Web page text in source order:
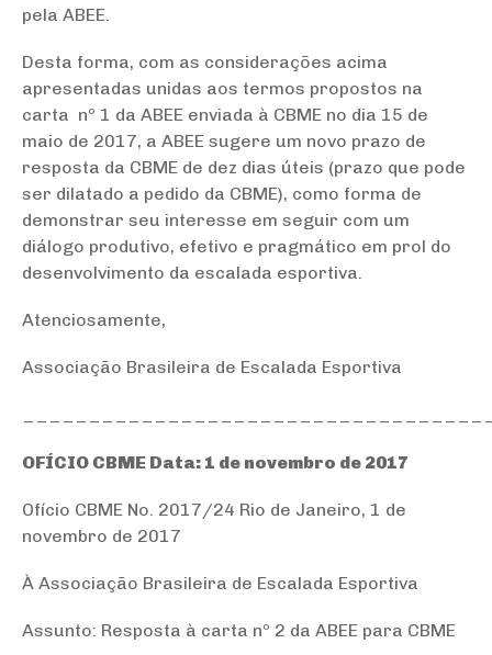
pela ABEE.
Desta forma, com as considerações acima
apresentadas unidas aos termos propostos na
carta nº 1 da ABEE enviada à CBME no dia 15 de
maio de 2017, a ABEE sugere um novo prazo de
resposta da CBME de dez dias úteis (prazo que pode
ser dilatado a pedido da CBME), como forma de
demonstrar seu interesse em seguir com um
diálogo produtivo, efetivo e pragmático em prol do
desenvolvimento da escalada esportiva.
Atenciosamente,
Associação Brasileira de Escalada Esportiva
OFÍCIO CBME Data: 1 de novembro de 2017
Ofício CBME No. 2017/24 Rio de Janeiro, 1 de
novembro de 2017
À Associação Brasileira de Escalada Esportiva
Assunto: Resposta à carta nº 2 da ABEE para CBME